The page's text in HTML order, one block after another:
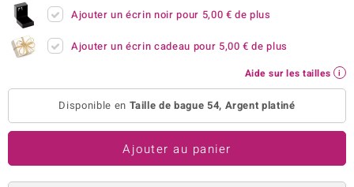
Collection
Ajouter un écrin noir pour 5,00 € de plus
Ajouter un écrin cadeau pour 5,00 € de plus
Aide sur les tailles
Disponible en Taille de bague 54, Argent platiné
Ajouter au panier